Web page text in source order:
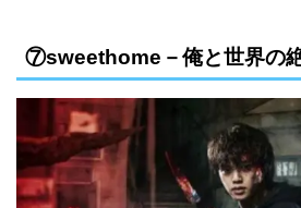
⑦sweethome－俺と世界の